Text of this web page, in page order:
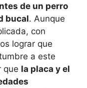
de un perro
bucal. Aunque
con
lograr que
a este
que la placa y el